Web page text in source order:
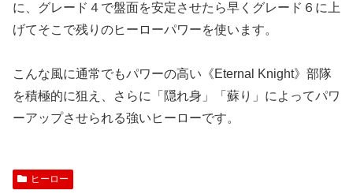
に、グレード４で盤面を安定させたら早くグレード６に上
げてそこで残りのヒーローパワーを使います。
こんな風に通常でもパワーの高い《Eternal Knight》部隊
を積極的に狙え、さらに「隠れ身」「蘇り」によってパワ
ーアップさせられる強いヒーローです。
ヒーロー